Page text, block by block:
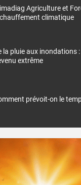
Agriculture et
climatique
la pluie aux inondations
extrême
prévoit-on le